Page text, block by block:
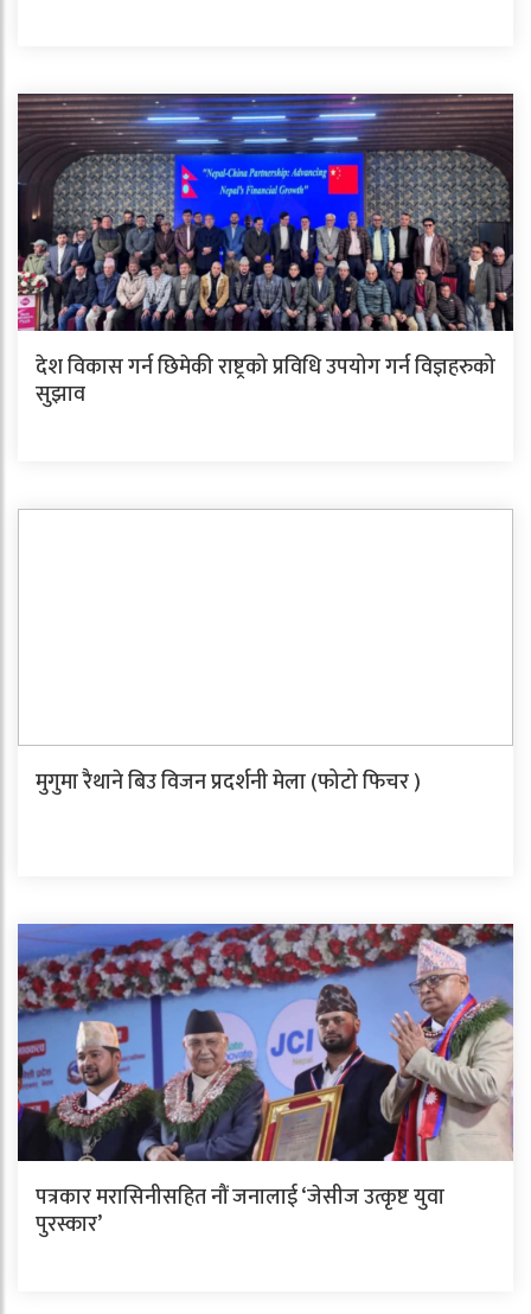
देश विकास गर्न छिमेकी राष्ट्रको प्रविधि उपयोग गर्न विज्ञहरुको
सुझाव
मुगुमा रैथाने बिउ विजन प्रदर्शनी मेला (फोटो फिचर )
पत्रकार मरासिनीसहित नौं जनालाई ‘जेसीज उत्कृष्ट युवा
पुरस्कार’